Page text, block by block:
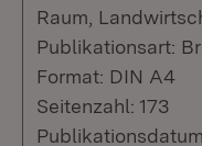
Raum,
Publikationsart:
Format: DIN A4
Seitenzahl: 173